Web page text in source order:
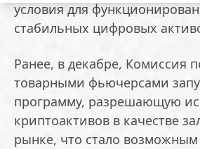
условия для
стабильных цифровых
Ранее, в декабре, Комиссия
товарными фьючерсами
программу, разрешающую
криптоактивов в качестве
рынке, что стало возможным